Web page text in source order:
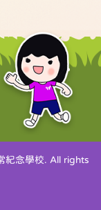
紀念學校. All rights